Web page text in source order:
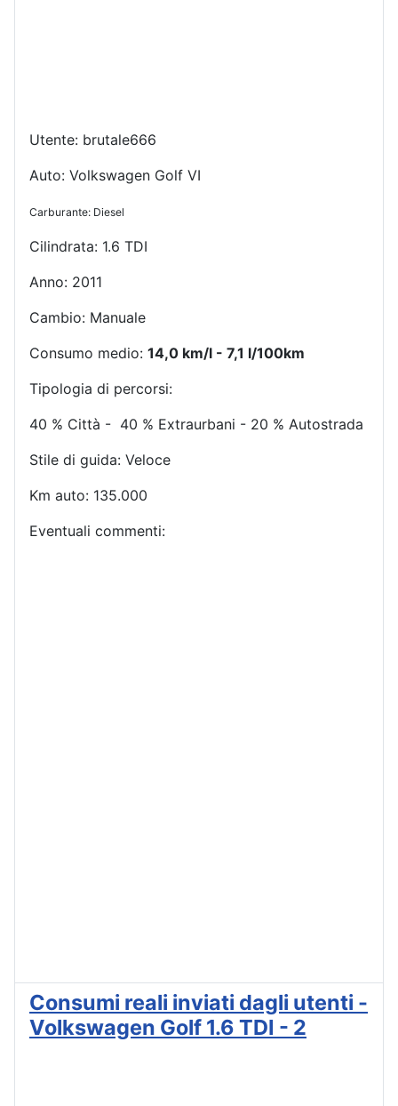
Utente: brutale666
Auto: Volkswagen Golf VI
Carburante: Diesel
Cilindrata: 1.6 TDI
Anno: 2011
Cambio: Manuale
Consumo medio: 14,0 km/l - 7,1 l/100km
Tipologia di percorsi:
40 % Città - 40 % Extraurbani - 20 % Autostrada
Stile di guida: Veloce
Km auto: 135.000
Eventuali commenti:
Consumi reali inviati dagli utenti -
Volkswagen Golf 1.6 TDI - 2